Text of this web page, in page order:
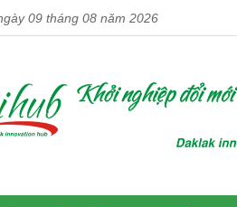
09 tháng 08 năm 2026